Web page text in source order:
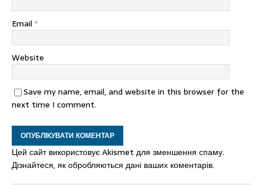
Email *
Website
Save my name, email, and website in this browser for the
next time I comment.
Цей сайт використовує Akismet для зменшення спаму.
Дізнайтеся, як обробляються дані ваших коментарів.